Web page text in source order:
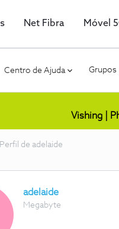
Net Fibra Móvel
Centro de Ajuda Grupos
Vishing |
Perfil de adelaide
adelaide
Megabyte